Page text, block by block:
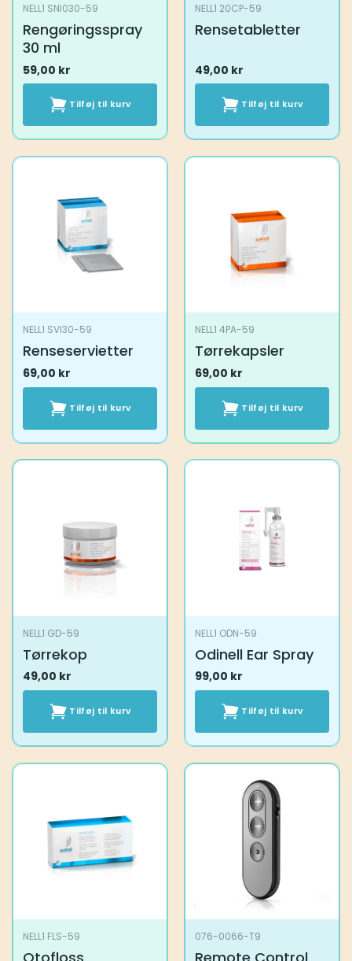
NELL1 SNI030-59
Rengøringsspray
30 ml
59,00 kr
Tilføj til kurv
NELL1 20CP-59
Rensetabletter
49,00 kr
Tilføj til kurv
NELL1 SVI30-59
Renseservietter
69,00 kr
Tilføj til kurv
NELL1 4PA-59
Tørrekapsler
69,00 kr
Tilføj til kurv
NELL1 GD-59
Tørrekop
49,00 kr
Tilføj til kurv
NELL1 ODN-59
Odinell Ear Spray
99,00 kr
Tilføj til kurv
NELL1 FLS-59 076-0066-T9